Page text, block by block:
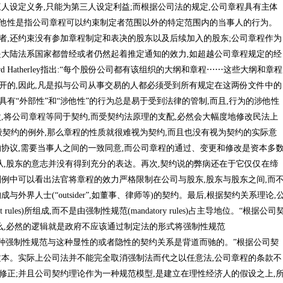
设定义务,只能为第三人设定利益;而根据公司法的规定,公司章程具有主体
性是指公司章程可以约束制定者范围以外的特定范围内的当事人的行为。
,还约束没有参加章程制定和表决的股东以及后续加入的股东;公司章程作为
陆法系国家都曾经或者仍然起着推定通知的效力,如超越公司章程规定的经
Hatherley指出:“每个股份公司都有该组织的大纲和章程⋯⋯这些大纲和章程
的,因此,凡是拟与公司从事交易的人都必须受到所有规定在这两份文件中的
有“外部性”和“涉他性”的行为总是易于受到法律的管制,而且,行为的涉他性
公司章程等同于契约,而受契约法原理的支配,必然会大幅度地修改民法上
约的例外,那么章程的性质就很难视为契约,而且也没有视为契约的实际意
议,需要当事人之间的一致同意,而公司章程的通过、变更和修改是资本多
股东的意志并没有得到充分的表达。再次,契约说的弊病还在于它仅仅在缔
中可以看出法官将章程的效力严格限制在公司与股东,股东与股东之间,而
与外界人士(“outsider”,如董事、律师等)的契约。最后,根据契约关系理论,
所组成,而不是由强制性规范(mandatory rules)占主导地位。“根据公司
必然的逻辑就是政府不应该通过制定法的形式将强制性规范
强制性规范与这种显性的或者隐性的契约关系是背道而驰的。”根据公司契
。实际上公司法并不能完全取消强制法而代之以任意法,公司章程的条款不
正;并且公司契约理论作为一种规范模型,是建立在理性经济人的假设之上,